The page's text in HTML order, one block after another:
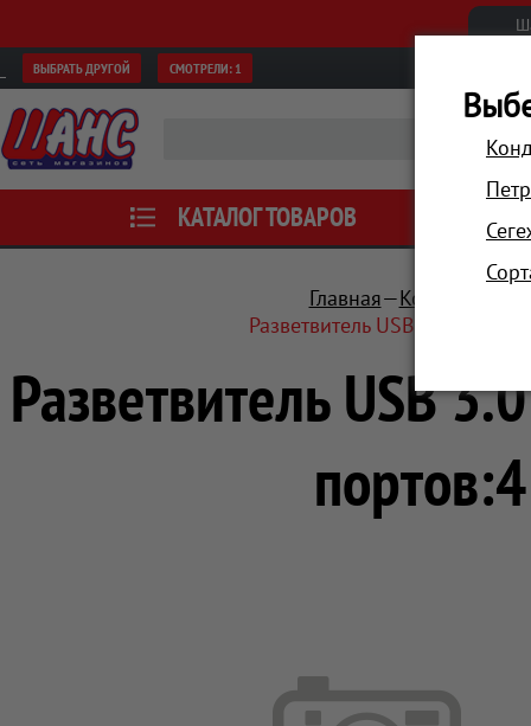
ВЫБРАТЬ ДРУГОЙ СМОТРЕЛИ: 1
КАТАЛОГ ТОВАРОВ АКЦИИ
Главная
Компьютеры
Разветвитель USB 3.0 Hama
Разветвитель USB